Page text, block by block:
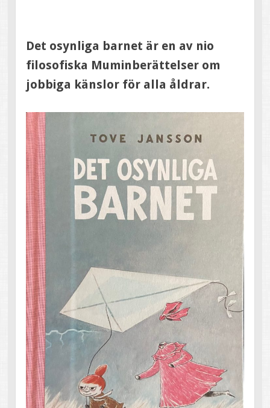
Det osynliga barnet är en av nio
filosofiska Muminberättelser om
jobbiga känslor för alla åldrar.